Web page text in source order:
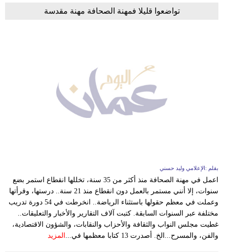
تواضعوا قليلا فمهنة الصحافة مهنة مقدسة
بقلم :الإعلامي وليد حسني
اعمل في مهنة الصحافة منذ أكثر من 35 سنة، تخللها انقطاع استمر بضع
سنوات، إلا أنني مستمر بالعمل دون انقطاع منذ 21 سنة.. درستها، وقرأتها
وعملت في معظم حقولها باستثناء الرياضة.. انخرطت في 54 دورة تدريب
مختلفة عبر السنوات السابقة. كتبت آلاف التقارير والأخبار والتعليقات..
غطيت مجلس النواب والثقافة والأحزاب والنقابات، والشؤون الاقتصادية،
والفن، والمسرح...الخ. أصدرت 13 كتابا معظمها في...
المزيد